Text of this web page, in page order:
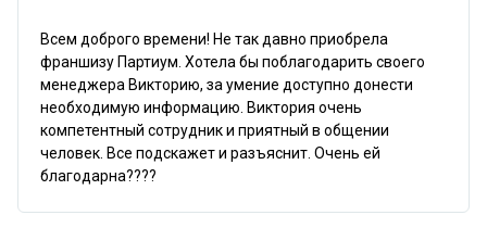
Всем доброго времени! Не так давно приобрела
франшизу Партиум. Хотела бы поблагодарить своего
менеджера Викторию, за умение доступно донести
необходимую информацию. Виктория очень
компетентный сотрудник и приятный в общении
человек. Все подскажет и разъяснит. Очень ей
благодарна????